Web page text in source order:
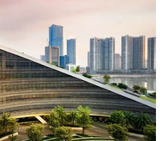
khai mạc Hội Xuân núi Bà Đen năm
(Ảnh: Thanh Tân/TTXVN)
thao và Du lịch tỉnh Tây
1 đến 31/1 (tức từ 28 Tết
Mão 2023), Khu Di tích